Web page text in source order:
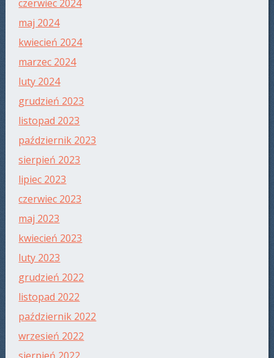
czerwiec 2024
maj 2024
kwiecień 2024
marzec 2024
luty 2024
grudzień 2023
listopad 2023
październik 2023
sierpień 2023
lipiec 2023
czerwiec 2023
maj 2023
kwiecień 2023
luty 2023
grudzień 2022
listopad 2022
październik 2022
wrzesień 2022